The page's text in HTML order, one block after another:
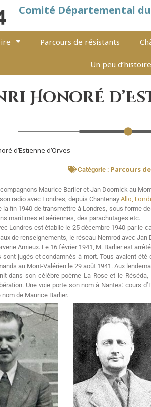
Comité Départemental
Parcours de résistants
Un peu d’histoire
Honoré
d’Estienne d’Orves
Catégorie : Parcours
Maurice Barlier et Jan Doornick au
radio avec Londres, depuis Chantenay Allo,
fin 1940 de transmettre à Londres, sous forme
maritimes et aériennes, des parachutages etc.
Londres est établie le 25 décembre 1940 par le
de renseignements, le réseau Nemrod avec
Amieux. Le 16 février 1941, M. Barlier est
sont jugés et condamnés à mort. Tous avaient
au Mont-Valérien le 29 août 1941. Aux
son célèbre poème La Rose et le
Une voie porte son nom à Nantes: cours
de Maurice Barlier.